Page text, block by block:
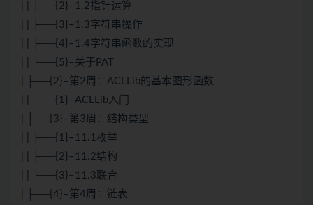
| | ├──{2}–1.2指针运算
| | ├──{3}–1.3字符串操作
| | ├──{4}–1.4字符串函数的实现
| | └──{5}–关于PAT
| ├──{2}–第2周：ACLLib的基本图形函数
| | └──{1}–ACLLib入门
| ├──{3}–第3周：结构类型
| | ├──{1}–11.1枚举
| | ├──{2}–11.2结构
| | └──{3}–11.3联合
| ├──{4}–第4周：链表